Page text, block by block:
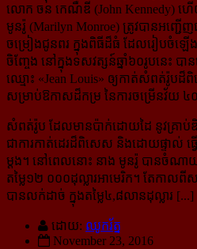
លោក ចន កេណឺឌី (John Kennedy) ហើ
មូនរ៉ូ (Marilyn Monroe) ត្រូវបានអញ្ជើ
ចម្រៀងជូនពរ ក្នុងពិធីដ៏ធំ ដែលរៀបចំឡើ
ចិញ្ចែង នៅ​ក្នុង​ទសវត្សន៍​ឆ្នាំ៦០រូបនេះ បាន
ឈ្មោះ «Jean Louis» ឲ្យកាត់សំពត់រ៉ូប​ដ៏​
សម្រាប់ឱកាសដ៏កម្រ នៃការចម្រើនវ័យ
សំពត់រ៉ូប ដែលមានប៉ាក់ដោយដៃ នូវគ្រា
ជាការកាត់ដេរដ៏ពិសេស និង​ដោយផ្ទាល់ ធ្
ម្ដង។ នៅពេលនោះ នាង មូនរ៉ូ បានចំណាយ
តម្លៃ១២ ០០០ដុល្លារអាមេរិក។ តែកា
បាន​លក់​ដាច់ ក្នុង​តម្លៃ៤,៨លានដុល្លារ [...]
ដោយ: ឈូករ័ត្ន
November 23, 2016